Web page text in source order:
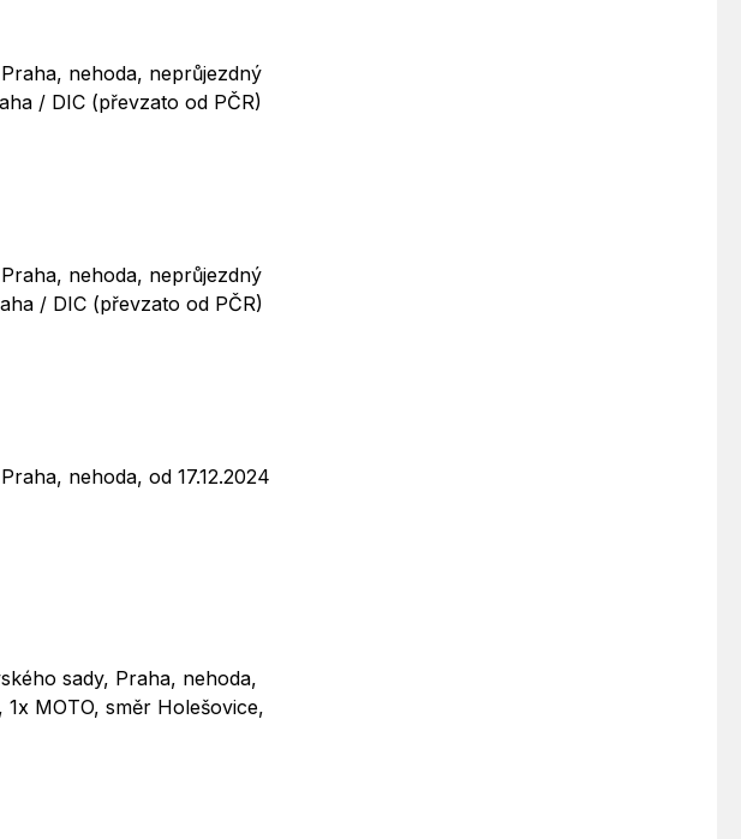
nehoda, neprůjezdný
/ DIC (převzato od PČR)
nehoda, neprůjezdný
/ DIC (převzato od PČR)
nehoda, od 17.12.2024
sady, Praha, nehoda,
1x MOTO, směr Holešovice,